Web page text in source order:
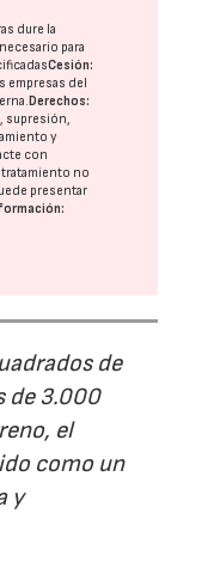
dure la
para
Cesión:
empresas del
Derechos:
supresión,
y
con
tratamiento no
presentar
de
de 3.000
el
como un
y